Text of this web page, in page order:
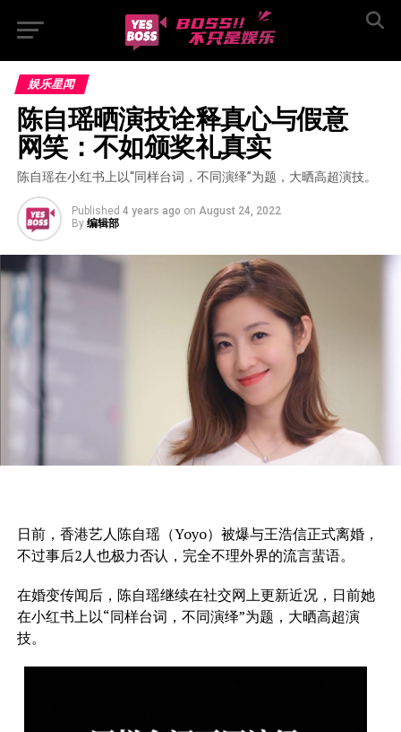
娱乐星闻
陈自瑶晒演技诠释真心与假意
网笑：不如颁奖礼真实
陈自瑶在小红书上以“同样台词，不同演绎”为题，大晒高超演技。
Published 4 years ago on August 24, 2022
By 编辑部
日前，香港艺人陈自瑶（Yoyo）被爆与王浩信正式离婚，
不过事后2人也极力否认，完全不理外界的流言蜚语。
在婚变传闻后，陈自瑶继续在社交网上更新近况，日前她
在小红书上以“同样台词，不同演绎”为题，大晒高超演
技。